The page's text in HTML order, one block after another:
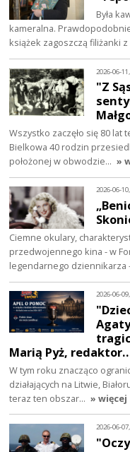
Była
kameralna.
książek zagoszczą filiżanki
2026-06-
"Z
Wszystko zaczęło się 80 lat
Bielkowa 40 rodzin
położonej w obwodzie… »
2026-06-
Ciemne okulary,
przedwojennego kina - w
legendarnego dziennikarza
2026-06-
Marią Pyż,
W tym roku znacząco
działających na Litwie,
teraz ten obszar… » więcej
2026-06-